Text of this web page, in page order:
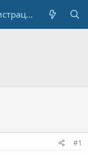
Регистрация
#1